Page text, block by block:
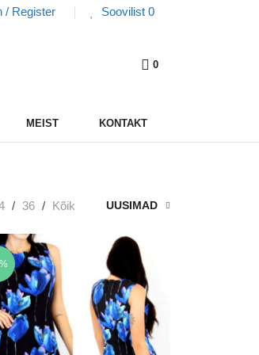
/ Register Soovilist 0
0
MEIST KONTAKT
/ 36 / Kõik UUSIMAD